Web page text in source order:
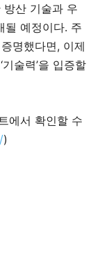
산 기술과 우
될 예정이다. 주
명했다면, 이제
술력’을 입증할
에서 확인할 수
)